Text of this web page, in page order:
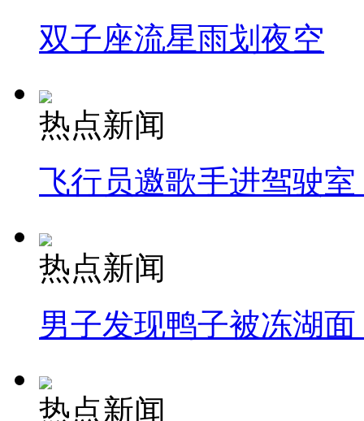
双子座流星雨划夜空
热点新闻
飞行员邀歌手进驾驶
热点新闻
男子发现鸭子被冻湖
热点新闻